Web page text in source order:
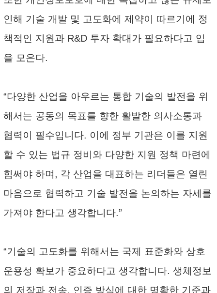
인해 기술 개발 및 고도화에 제약이 따르기에 정
책적인 지원과 R&D 투자 확대가 필요하다고 입
을 모은다.
“다양한 산업을 아우르는 통합 기술의 발전을 위
해서는 공동의 목표를 향한 활발한 의사소통과
협력이 필수입니다. 이에 정부 기관은 이를 지원
할 수 있는 법규 정비와 다양한 지원 정책 마련에
힘써야 하며, 각 산업을 대표하는 리더들은 열린
마음으로 협력하고 기술 발전을 논의하는 자세를
가져야 한다고 생각합니다.”
“기술의 고도화를 위해서는 국제 표준화와 상호
운용성 확보가 중요하다고 생각합니다. 생체정보
의 저장과 전송, 인증 방식에 대한 명확한 기준과